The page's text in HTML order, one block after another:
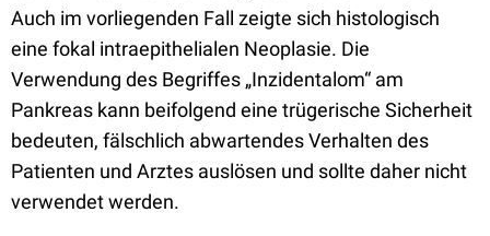
Auch im vorliegenden Fall zeigte sich histologisch
eine fokal intraepithelialen Neoplasie. Die
Verwendung des Begriffes „Inzidentalom“ am
Pankreas kann beifolgend eine trügerische Sicherheit
bedeuten, fälschlich abwartendes Verhalten des
Patienten und Arztes auslösen und sollte daher nicht
verwendet werden.